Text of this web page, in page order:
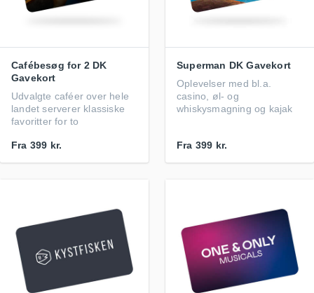
Cafébesøg for 2 DK
Gavekort
Udvalgte caféer over hele
landet serverer klassiske
favoritter for to
Fra 399 kr.
Superman DK Gavekort
Oplevelser med bl.a.
casino, øl- og
whiskysmagning og kajak
Fra 399 kr.